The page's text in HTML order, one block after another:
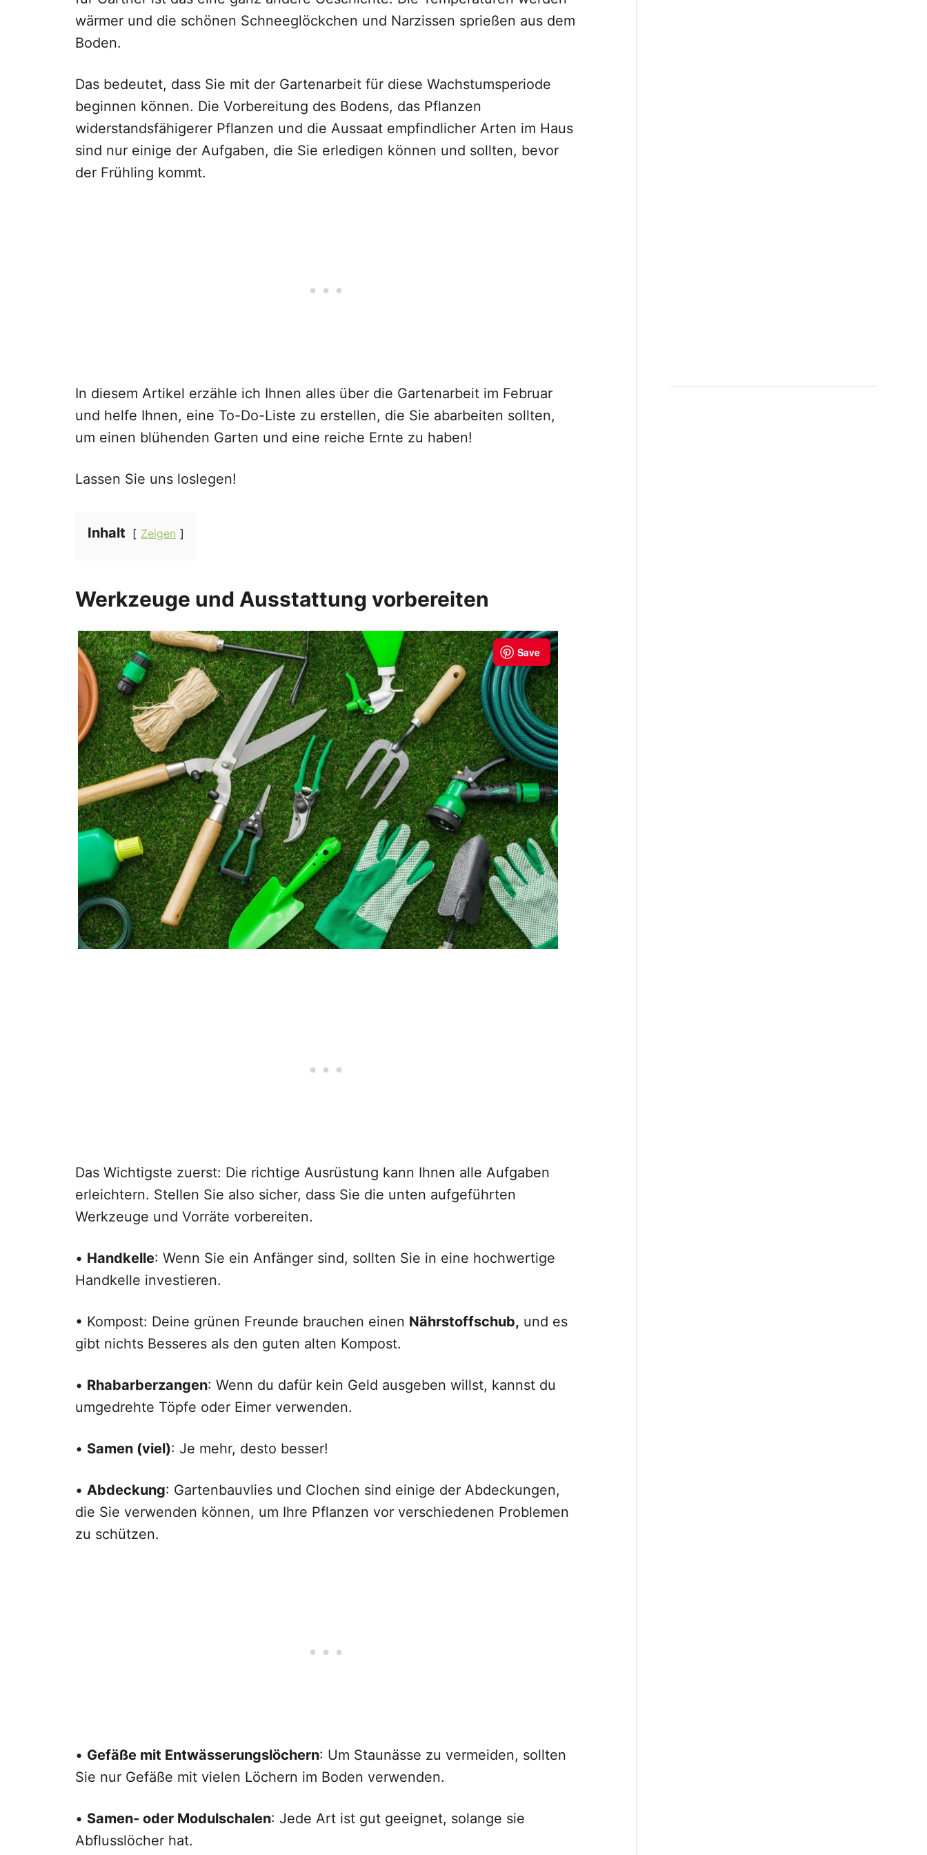
wärmer und die schönen Schneeglöckchen und Narzissen sprießen aus dem
Boden.
Das bedeutet, dass Sie mit der Gartenarbeit für diese Wachstumsperiode
beginnen können. Die Vorbereitung des Bodens, das Pflanzen
widerstandsfähigerer Pflanzen und die Aussaat empfindlicher Arten im Haus
sind nur einige der Aufgaben, die Sie erledigen können und sollten, bevor
der Frühling kommt.
In diesem Artikel erzähle ich Ihnen alles über die Gartenarbeit im Februar
und helfe Ihnen, eine To-Do-Liste zu erstellen, die Sie abarbeiten sollten,
um einen blühenden Garten und eine reiche Ernte zu haben!
Lassen Sie uns loslegen!
Inhalt Zeigen
Werkzeuge und Ausstattung vorbereiten
Das Wichtigste zuerst: Die richtige Ausrüstung kann Ihnen alle Aufgaben
erleichtern. Stellen Sie also sicher, dass Sie die unten aufgeführten
Werkzeuge und Vorräte vorbereiten.
• Handkelle: Wenn Sie ein Anfänger sind, sollten Sie in eine hochwertige
Handkelle investieren.
• Kompost: Deine grünen Freunde brauchen einen Nährstoffschub, und es
gibt nichts Besseres als den guten alten Kompost.
• Rhabarberzangen: Wenn du dafür kein Geld ausgeben willst, kannst du
umgedrehte Töpfe oder Eimer verwenden.
• Samen (viel): Je mehr, desto besser!
• Abdeckung: Gartenbauvlies und Clochen sind einige der Abdeckungen,
die Sie verwenden können, um Ihre Pflanzen vor verschiedenen Problemen
zu schützen.
• Gefäße mit Entwässerungslöchern: Um Staunässe zu vermeiden, sollten
Sie nur Gefäße mit vielen Löchern im Boden verwenden.
• Samen- oder Modulschalen: Jede Art ist gut geeignet, solange sie
Abflusslöcher hat.